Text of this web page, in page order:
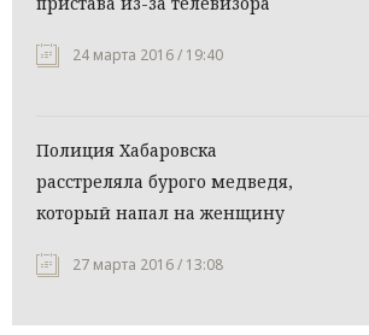
24 марта 2016 / 19:40
Полиция Хабаровска
расстреляла бурого медведя,
который напал на женщину
27 марта 2016 / 13:08